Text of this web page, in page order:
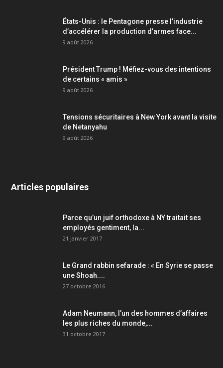
États-Unis : le Pentagone presse l’industrie
d’accélérer la production d’armes face...
9 août 2026
Président Trump ! Méfiez-vous des intentions
de certains « amis »
9 août 2026
Tensions sécuritaires à New York avant la visite
de Netanyahu
9 août 2026
Articles populaires
Parce qu’un juif orthodoxe à NY traitait ses
employés gentiment, la...
21 janvier 2017
Le Grand rabbin sefarade : « En Syrie se passe
une Shoah....
27 octobre 2016
Adam Neumann, l’un des hommes d’affaires
les plus riches du monde,...
31 octobre 2017